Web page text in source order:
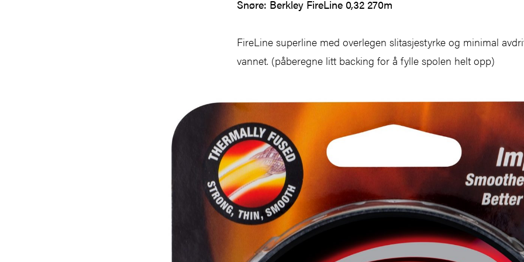
Snøre: Berkley FireLine 0,32 270m
FireLine superline med overlegen slitasjestyrke og minimal
vannet. (påberegne litt backing for å fylle spolen helt opp)